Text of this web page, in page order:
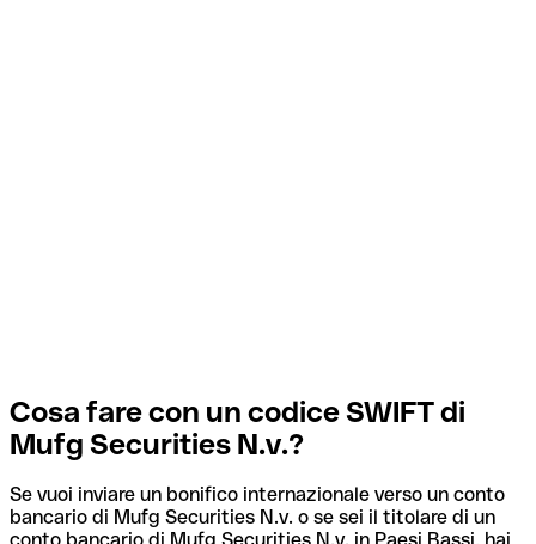
Cosa fare con un codice SWIFT di
Mufg Securities N.v.?
Se vuoi inviare un bonifico internazionale verso un conto
bancario di Mufg Securities N.v. o se sei il titolare di un